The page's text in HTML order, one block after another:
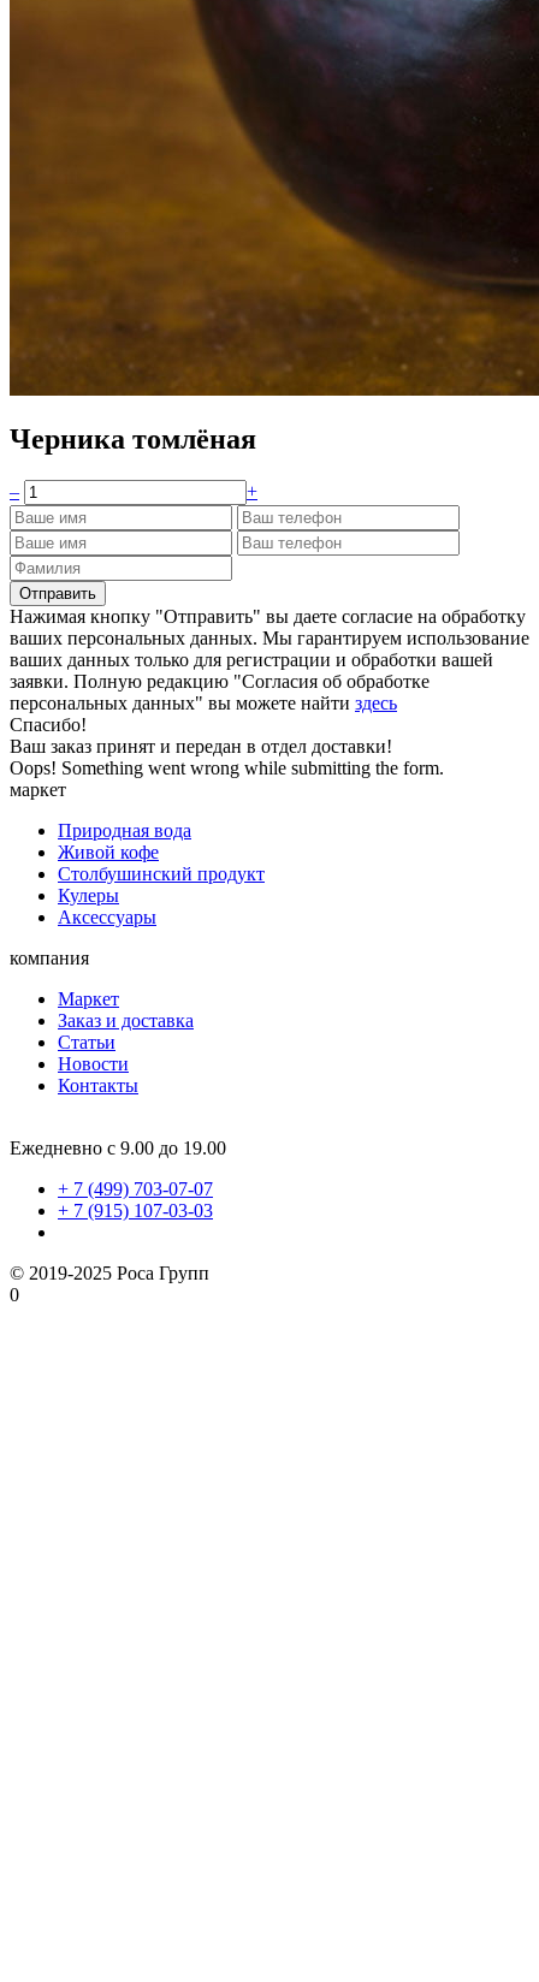
Черника томлёная
– +
Нажимая кнопку "Отправить" вы даете согласие на обработку
ваших персональных данных. Мы гарантируем использование
ваших данных только для регистрации и обработки вашей
заявки. Полную редакцию "Согласия об обработке
персональных данных" вы можете найти здесь
Спасибо!
Ваш заказ принят и передан в отдел доставки!
Oops! Something went wrong while submitting the form.
маркет
Природная вода
Живой кофе
Столбушинский продукт
Кулеры
Аксессуары
компания
Маркет
Заказ и доставка
Статьи
Новости
Контакты
Ежедневно с 9.00 до 19.00
+ 7 (499) 703-07-07
+ 7 (915) 107-03-03
© 2019-2025 Роса Групп
0